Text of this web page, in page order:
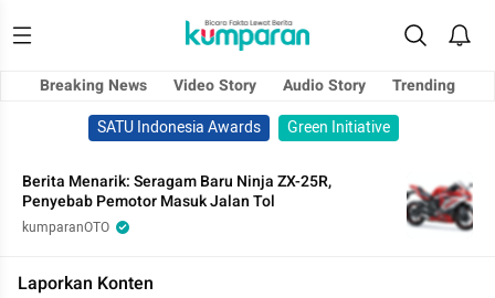
Breaking News Video Story Audio Story
Trending
SATU Indonesia Awards
Green Initiative
Berita Menarik: Seragam Baru Ninja ZX-25R,
Penyebab Pemotor Masuk Jalan Tol
kumparanOTO
Laporkan Konten